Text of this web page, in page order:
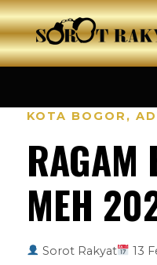
KOTA BOGOR ,
RAGAM
MEH
Sorot Rakyat 13